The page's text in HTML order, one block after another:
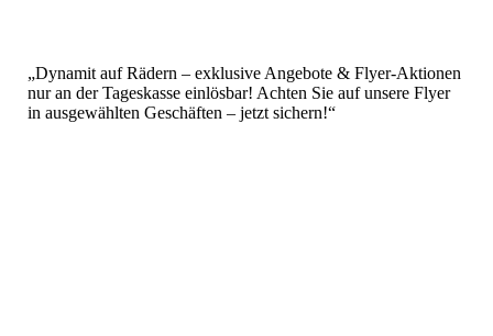
„Dynamit auf Rädern – exklusive Angebote & Flyer-Aktionen
nur an der Tageskasse einlösbar! Achten Sie auf unsere Flyer
in ausgewählten Geschäften – jetzt sichern!“